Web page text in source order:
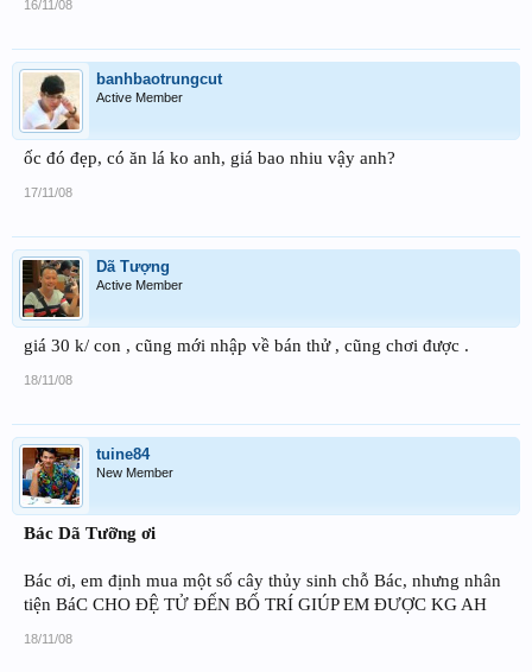
16/11/08
banhbaotrungcut
Active Member
ốc đó đẹp, có ăn lá ko anh, giá bao nhiu vậy anh?
17/11/08
Dã Tượng
Active Member
giá 30 k/ con , cũng mới nhập về bán thử , cũng chơi được .
18/11/08
tuine84
New Member
Bác Dã Tưỡng ơi
Bác ơi, em định mua một số cây thủy sinh chỗ Bác, nhưng nhân
tiện BáC CHO ĐỆ TỬ ĐẾN BỐ TRÍ GIÚP EM ĐƯỢC KG AH
18/11/08